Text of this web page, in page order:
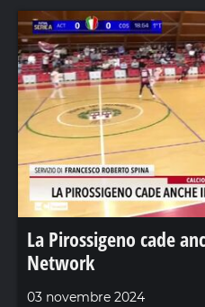
La Pirossigeno cade
Network
03 novembre 2024